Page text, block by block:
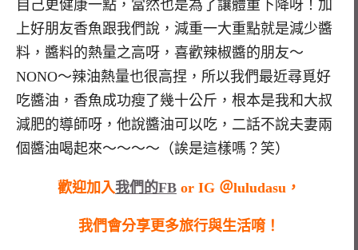
自己更健康一點，當然也是為了讓體重下降呀！加
上好朋友香魚跟我們說，減重一大重點就是減少醬
料，醬料的熱量之高呀，喜歡辣椒醬的朋友～
NONO～辣油熱量也很高捏，所以我們最近尋覓好
吃醬油，香魚成功瘦了幾十公斤，根本是我和大叔
減肥的導師呀，他說醬油可以吃，二話不說夫妻兩
個醬油喝起來～～～～（誒是這樣嗎？笑）
歡迎加入我們的FB or IG ＠luludasu，
我們會分享更多旅行與生活唷！